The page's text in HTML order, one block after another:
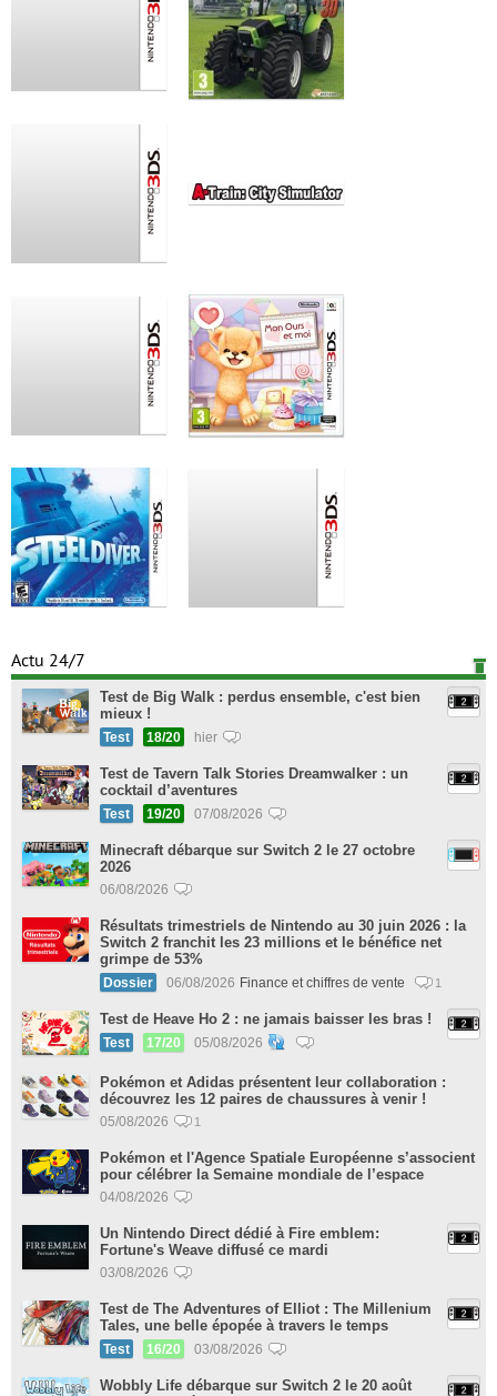
Actu 24/7
Test de Big Walk : perdus ensemble, c'est bien
mieux !
Test 18/20 hier
Test de Tavern Talk Stories Dreamwalker : un
cocktail d’aventures
Test 19/20 07/08/2026
Minecraft débarque sur Switch 2 le 27 octobre
2026
06/08/2026
Résultats trimestriels de Nintendo au 30 juin 2026 : la
Switch 2 franchit les 23 millions et le bénéfice net
grimpe de 53%
Dossier 06/08/2026 Finance et chiffres de vente 1
Test de Heave Ho 2 : ne jamais baisser les bras !
Test 17/20 05/08/2026
Pokémon et Adidas présentent leur collaboration :
découvrez les 12 paires de chaussures à venir !
05/08/2026 1
Pokémon et l'Agence Spatiale Européenne s’associent
pour célébrer la Semaine mondiale de l’espace
04/08/2026
Un Nintendo Direct dédié à Fire emblem:
Fortune's Weave diffusé ce mardi
03/08/2026
Test de The Adventures of Elliot : The Millenium
Tales, une belle épopée à travers le temps
Test 16/20 03/08/2026
Wobbly Life débarque sur Switch 2 le 20 août